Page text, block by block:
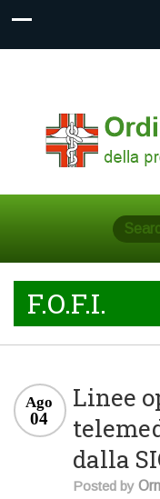
F.O.F.I.
Linee
dalla
Ago
04
Posted by